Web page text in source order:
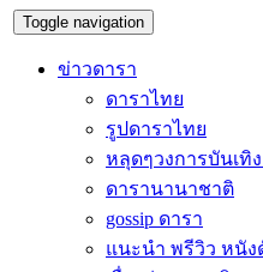
Toggle navigation
ข่าวดารา
ดาราไทย
รูปดาราไทย
หลุดๆวงการบันเทิ
ดารานานาชาติ
gossip ดารา
แนะนำ พรีวิว หนัง